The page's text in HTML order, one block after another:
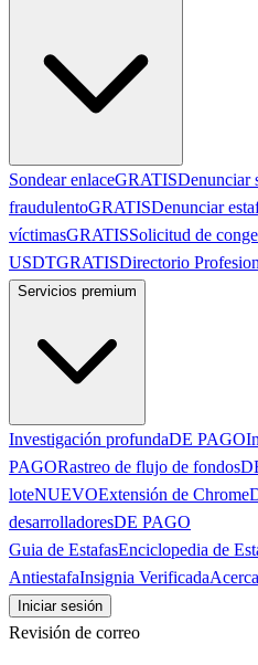
Sondear enlaceGRATISDenunciar
fraudulentoGRATISDenunciar
víctimasGRATISSolicitud de
USDTGRATISDirectorio
Servicios premium
Investigación profundaDE PAGO
PAGORastreo de flujo de fondos
loteNUEVOExtensión de Chrome
desarrolladoresDE PAGO
Guia de EstafasEnciclopedia de
AntiestafaInsignia Verificada
Iniciar sesión
Revisión de correo